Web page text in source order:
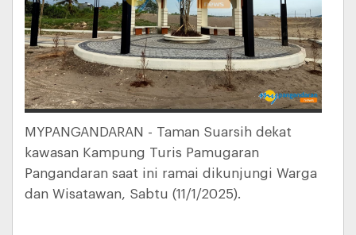
MYPANGANDARAN - Taman Suarsih dekat
kawasan Kampung Turis Pamugaran
Pangandaran saat ini ramai dikunjungi Warga
dan Wisatawan, Sabtu (11/1/2025).